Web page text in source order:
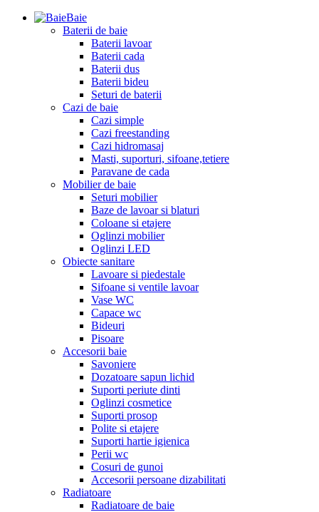
Baie
Baterii de baie
Baterii lavoar
Baterii cada
Baterii dus
Baterii bideu
Seturi de baterii
Cazi de baie
Cazi simple
Cazi freestanding
Cazi hidromasaj
Masti, suporturi, sifoane,tetiere
Paravane de cada
Mobilier de baie
Seturi mobilier
Baze de lavoar si blaturi
Coloane si etajere
Oglinzi mobilier
Oglinzi LED
Obiecte sanitare
Lavoare si piedestale
Sifoane si ventile lavoar
Vase WC
Capace wc
Bideuri
Pisoare
Accesorii baie
Savoniere
Dozatoare sapun lichid
Suporti periute dinti
Oglinzi cosmetice
Suporti prosop
Polite si etajere
Suporti hartie igienica
Perii wc
Cosuri de gunoi
Accesorii persoane dizabilitati
Radiatoare
Radiatoare de baie